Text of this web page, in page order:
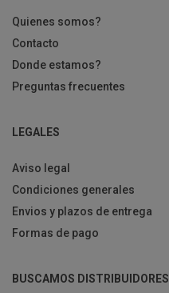
Quienes somos?
Contacto
Donde estamos?
Preguntas frecuentes
LEGALES
Aviso legal
Condiciones generales
Envios y plazos de entrega
Formas de pago
BUSCAMOS DISTRIBUIDORES